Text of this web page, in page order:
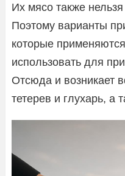
Их мясо также
Поэтому варианты
которые
использовать для
Отсюда и возникает
тетерев и глухарь, а